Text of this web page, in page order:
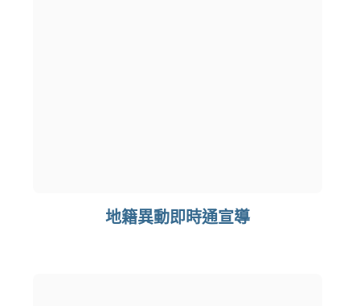
地籍異動即時通宣導